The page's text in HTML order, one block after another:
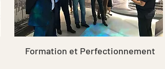
Formation et Perfectionnement